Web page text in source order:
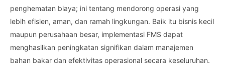
penghematan biaya; ini tentang mendorong operasi yang
lebih efisien, aman, dan ramah lingkungan. Baik itu bisnis kecil
maupun perusahaan besar, implementasi FMS dapat
menghasilkan peningkatan signifikan dalam manajemen
bahan bakar dan efektivitas operasional secara keseluruhan.